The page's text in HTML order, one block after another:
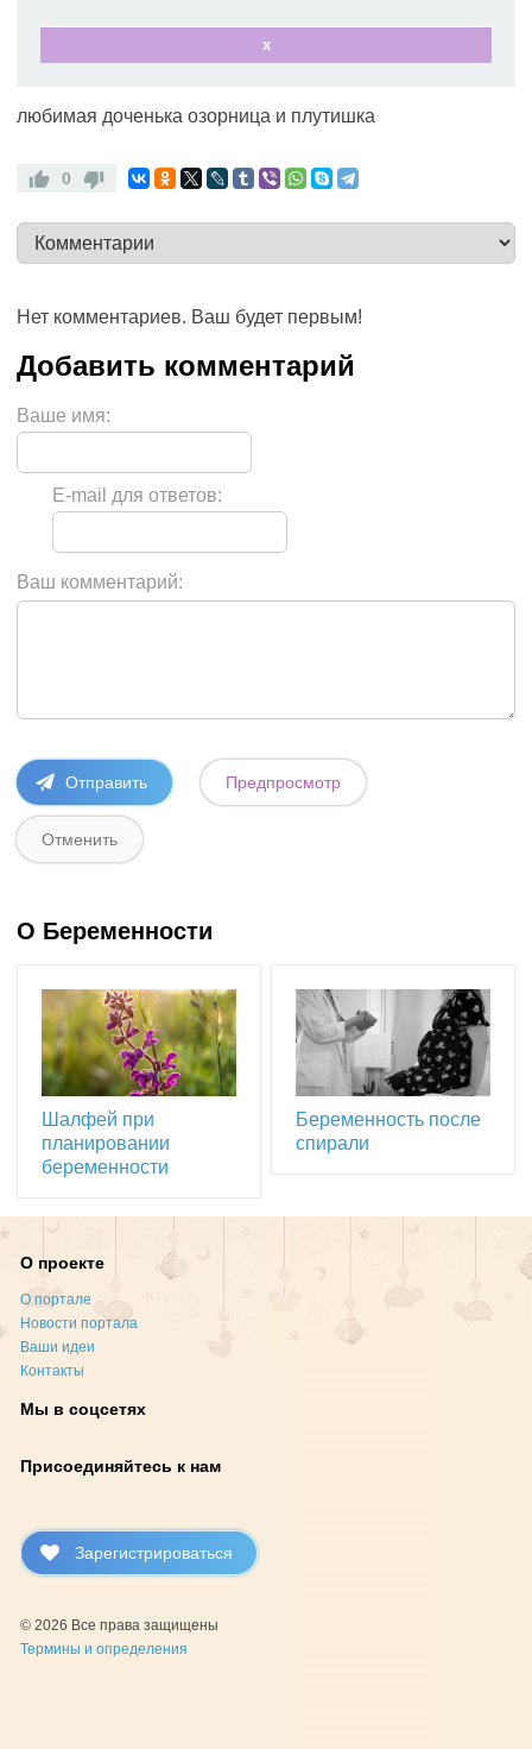
x
любимая доченька озорница и плутишка
0
Нет комментариев. Ваш будет первым!
Ваше имя:
E-mail для ответов:
Ваш комментарий:
О Беременности
Шалфей при
планировании
беременности
Беременность после
спирали
О проекте
О портале
Новости портала
Ваши идеи
Контакты
Мы в соцсетях
Присоединяйтесь к нам
Зарегистрироваться
© 2026 Все права защищены
Термины и определения